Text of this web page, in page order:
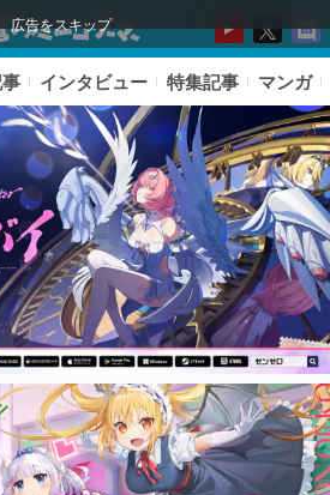
広告をスキップ
る記事ランキング
インタビュー 特集記事 マンガ